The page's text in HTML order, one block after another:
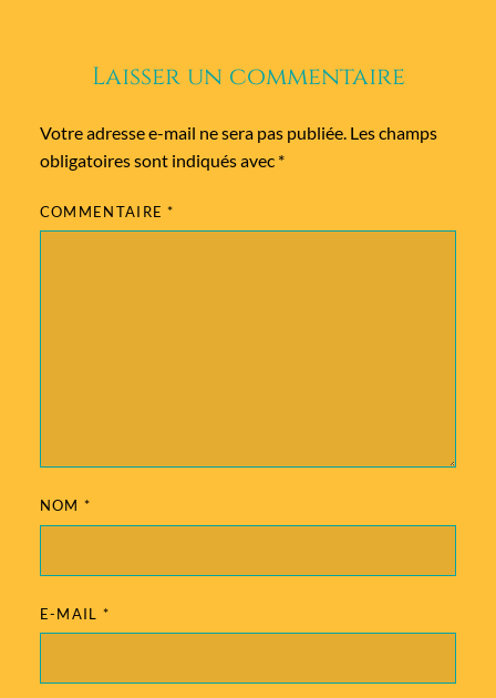
Laisser un commentaire
Votre adresse e-mail ne sera pas publiée. Les champs
obligatoires sont indiqués avec *
COMMENTAIRE*
NOM*
E-MAIL *